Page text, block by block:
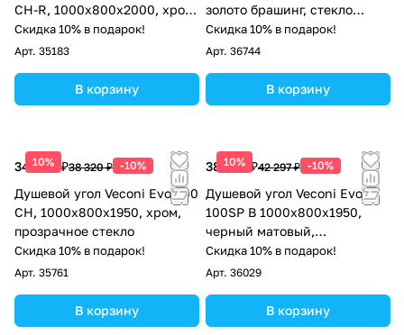
CH-R, 1000х800x2000, хром,
стекло прозрачное
Скидка 10% в подарок!
Арт. 35183
В корзину
золото брашинг, стекло
дождь
Скидка 10% в подарок!
Арт. 36744
В корзину
10%
34 488 ₽38 320 ₽ -10%
Душевой угол Veconi Evo 300
CH, 1000х800x1950, хром,
прозрачное стекло
Скидка 10% в подарок!
Арт. 35761
В корзину
10%
38 067 ₽42 297 ₽ -10%
Душевой угол Veconi Evo
100SP B 1000х800x1950,
черный матовый,
тонированное стекло
Скидка 10% в подарок!
Арт. 36029
В корзину